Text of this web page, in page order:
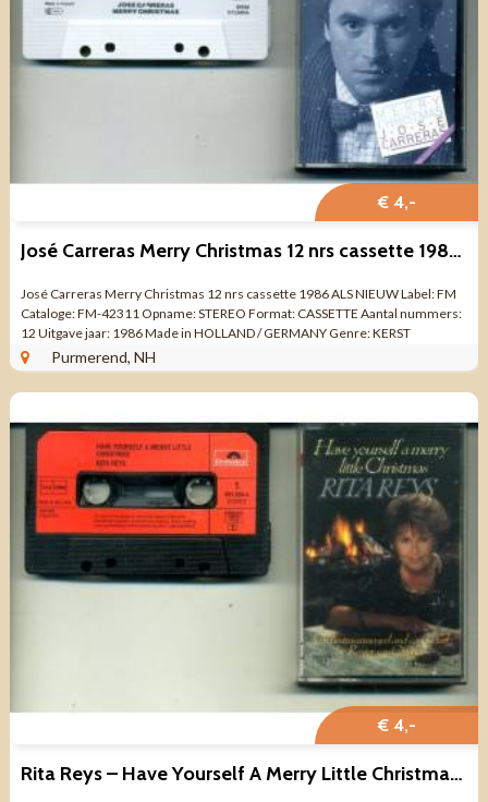
€ 4,-
José Carreras Merry Christmas 12 nrs cassette 1986 ALS NIEUW
José Carreras Merry Christmas 12 nrs cassette 1986 ALS NIEUW Label: FM
Cataloge: FM-42311 Opname: STEREO Format: CASSETTE Aantal nummers:
12 Uitgave jaar: 1986 Made in HOLLAND / GERMANY Genre: KERST
KLASSIEK Kwaliteit: ...
Purmerend, NH
€ 4,-
Rita Reys – Have Yourself A Merry Little Christmas 12 nrs ZGAN